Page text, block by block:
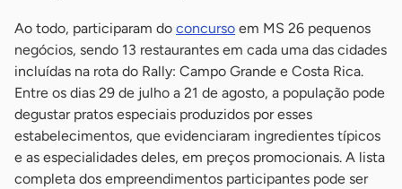
Ao todo, participaram do concurso em MS 26 pequenos
negócios, sendo 13 restaurantes em cada uma das cidades
incluídas na rota do Rally: Campo Grande e Costa Rica.
Entre os dias 29 de julho a 21 de agosto, a população pode
degustar pratos especiais produzidos por esses
estabelecimentos, que evidenciaram ingredientes típicos
e as especialidades deles, em preços promocionais. A lista
completa dos empreendimentos participantes pode ser